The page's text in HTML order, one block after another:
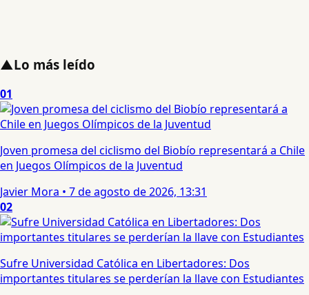
▲Lo más leído
01
Joven promesa del ciclismo del Biobío representará a Chile
en Juegos Olímpicos de la Juventud
Javier Mora • 7 de agosto de 2026, 13:31
02
Sufre Universidad Católica en Libertadores: Dos
importantes titulares se perderían la llave con Estudiantes